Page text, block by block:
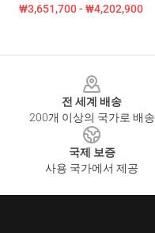
₩3,651,700 - ₩4,202,900
전 세계 배송
200개 이상의 국가로 배송
국제 보증
사용 국가에서 제공